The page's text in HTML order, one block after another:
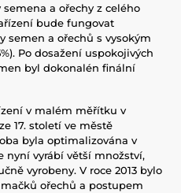
a ořechy z celého
bude fungovat
semen a ořechů s vysokým
Po dosažení uspokojivých
byl dokonalén finální
v malém měřítku v
17. století ve městě
byla optimalizována v
nyní vyrábí větší množství,
vyrobeny. V roce 2013 bylo
ořechů a postupem